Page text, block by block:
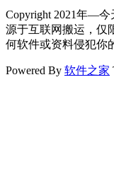
Copyright 2021年—今
源于互联网搬运，仅
何软件或资料侵犯你
Powered By 软件之家